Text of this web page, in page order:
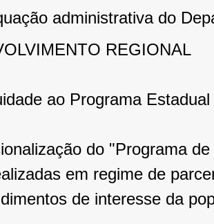
administrativa do
REGIONAL
ao Programa
do "Programa
em regime de
de interesse da